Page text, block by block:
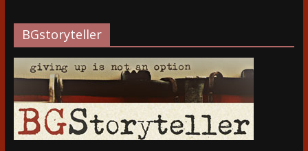
BGstoryteller